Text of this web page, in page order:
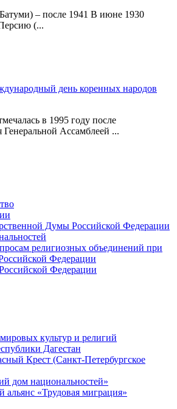
– после 1941 В июне 1930
(...
день коренных народов
в 1995 году после
Генеральной Ассамблеей ...
Думы Российской Федерации
религиозных объединений при
Федерации
Федерации
культур и религий
Дагестан
Крест (Санкт-Петербургское
дом национальностей»
«Трудовая миграция»